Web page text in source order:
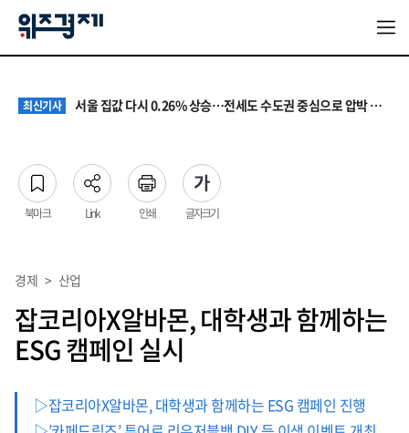
최신기사 서울 집값 다시 0.26% 상승…전세도 수도권 중심으로 압박 커져
최신기사 원·하청 교섭 갈등에 안전 지원 위축까지… 노란봉투법 불확실성 해법은
최신기사 청소년 혐오 표현, '처벌과 낙인'에서 '교양과 상식'으로
북마크 Link 인쇄 글자크기
경제 > 산업
잡코리아X알바몬, 대학생과 함께하는
ESG 캠페인 실시
▷잡코리아X알바몬, 대학생과 함께하는 ESG 캠페인 진행